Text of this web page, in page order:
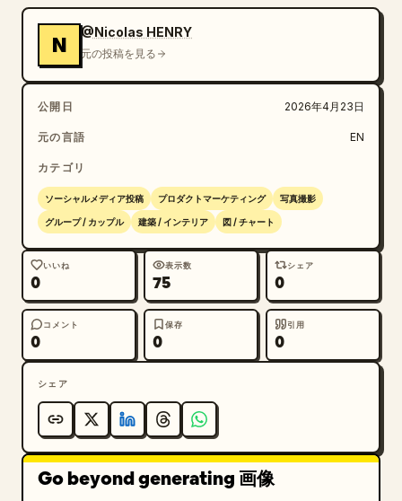
N
@Nicolas HENRY
元の投稿を見る
公開日 2026年4月23日
元の言語 EN
カテゴリ
ソーシャルメディア投稿 プロダクトマーケティング 写真撮影
グループ / カップル 建築 / インテリア 図 / チャート
いいね
0
表示数
75
シェア
0
コメント
0
保存
0
引用
0
シェア
Go beyond generating 画像